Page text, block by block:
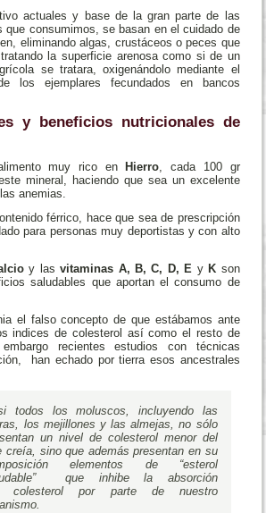
actuales y base de la gran parte de las
que consumimos, se basan en el cuidado de
eliminando algas, crustáceos o peces que
la superficie arenosa como si de un
se tratara, oxigenándolo mediante el
los ejemplares fecundados en bancos
y beneficios nutricionales de
muy rico enHierro, cada 100 gr
mineral, haciendo que sea un excelente
anemias.
férrico, hace que sea de prescripción
para personas muy deportistas y con alto
y lasvitaminas A, B, C, D, E yK son
saludables que aportan el consumo de
el falso concepto de que estábamos ante
indices de colesterol así como el resto de
recientes estudios con técnicas
han echado por tierra esos ancestrales
todos los moluscos, incluyendo las
los mejillones y las almejas, no sólo
un nivel de colesterol menor del
creía, sino que además presentan en su
elementos de “esterol
que inhibe la absorción
colesterol por parte de nuestro